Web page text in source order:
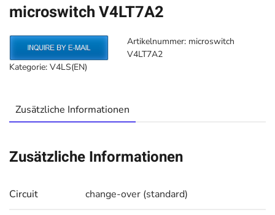
microswitch V4LT7A2
Artikelnummer: microswitch
V4LT7A2
Kategorie: V4LS(EN)
Zusätzliche Informationen
Zusätzliche Informationen
Circuit change-over (standard)